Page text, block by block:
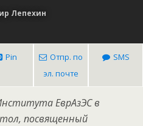
Лепехин
Pin
Отпр. по
эл. почте
SMS
ЕврАзЭС в
посвященный